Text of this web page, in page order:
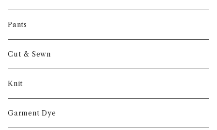
Other
Pants
Cut & Sewn
Knit
Garment Dye